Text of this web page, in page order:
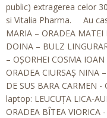
public) extragerea celor
si Vitalia Pharma. Au
MARIA – ORADEA
DOINA – BULZ
– OŞORHEI COSMA
ORADEA CIURSAŞ NINA
DE SUS BARA CARMEN
laptop: LEUCUŢA LICA-
ORADEA BÎTEA VIORICA